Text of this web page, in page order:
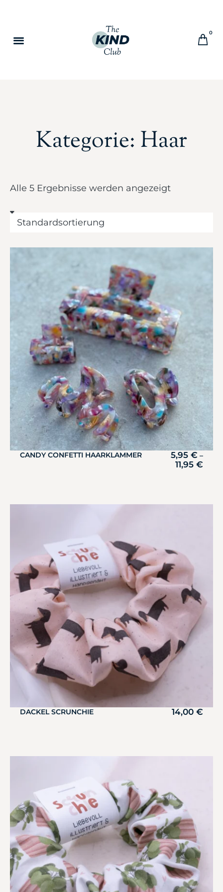
0
Kategorie: Haar
Alle 5 Ergebnisse werden angezeigt
CANDY CONFETTI HAARKLAMMER 5,95 € –
11,95 €
DACKEL SCRUNCHIE 14,00 €